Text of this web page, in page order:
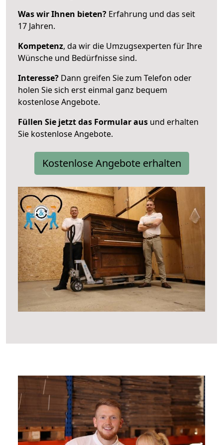
Was wir Ihnen bieten? Erfahrung und das seit
17 Jahren.
Kompetenz, da wir die Umzugsexperten für Ihre
Wünsche und Bedürfnisse sind.
Interesse? Dann greifen Sie zum Telefon oder
holen Sie sich erst einmal ganz bequem
kostenlose Angebote.
Füllen Sie jetzt das Formular aus und erhalten
Sie kostenlose Angebote.
Kostenlose Angebote erhalten